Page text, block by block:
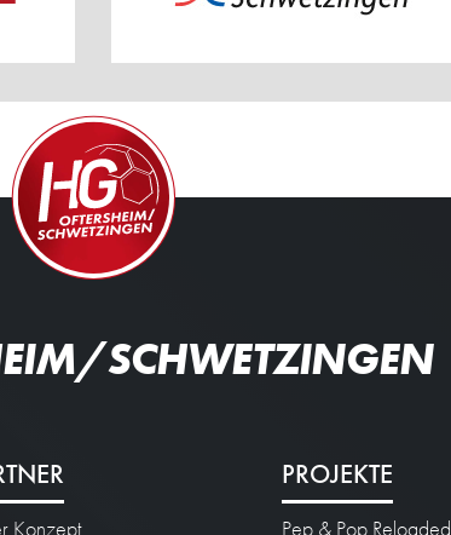
SCHWETZINGEN
Konzept
PROJEKTE
Pep & Pop Reloaded